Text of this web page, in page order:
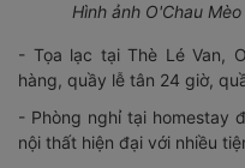
Hình ảnh O'Chau
- Tọa lạc tại Thè Lé Van,
hàng, quầy lễ tân 24 giờ,
- Phòng nghỉ tại homestay
nội thất hiện đại với nhiều